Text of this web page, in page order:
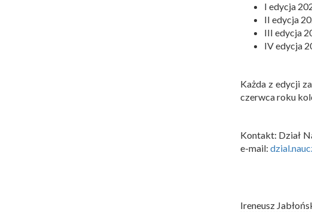
I edycja
II edycja
III edycja
IV edycja
Każda z edycji
czerwca roku
Kontakt: Dział
e-mail:
Ireneusz